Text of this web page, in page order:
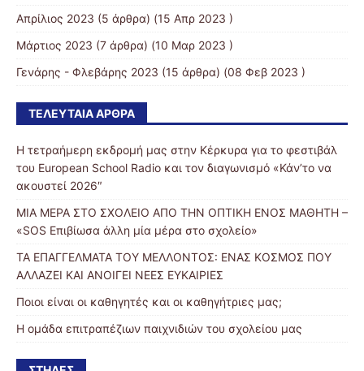
Απρίλιος 2023 (5 άρθρα) (15 Απρ 2023 )
Μάρτιος 2023 (7 άρθρα) (10 Μαρ 2023 )
Γενάρης - Φλεβάρης 2023 (15 άρθρα) (08 Φεβ 2023 )
ΤΕΛΕΥΤΑΊΑ ΆΡΘΡΑ
Η τετραήμερη εκδρομή μας στην Κέρκυρα για το φεστιβάλ
του European School Radio και τον διαγωνισμό «Κάν’το να
ακουστεί 2026″
ΜΙΑ ΜΕΡΑ ΣΤΟ ΣΧΟΛΕΙΟ ΑΠΟ ΤΗΝ ΟΠΤΙΚΗ ΕΝΟΣ ΜΑΘΗΤΗ –
«SOS Επιβίωσα άλλη μία μέρα στο σχολείο»
ΤΑ ΕΠΑΓΓΕΛΜΑΤΑ ΤΟΥ ΜΕΛΛΟΝΤΟΣ: ΕΝΑΣ ΚΟΣΜΟΣ ΠΟΥ
ΑΛΛΑΖΕΙ ΚΑΙ ΑΝΟΙΓΕΙ ΝΕΕΣ ΕΥΚΑΙΡΙΕΣ
Ποιοι είναι οι καθηγητές και οι καθηγήτριες μας;
Η ομάδα επιτραπέζιων παιχνιδιών του σχολείου μας